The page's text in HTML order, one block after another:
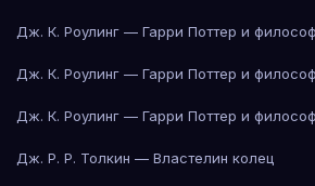
Дж. К. Роулинг — Гарри Поттер и
Дж. К. Роулинг — Гарри Поттер и
Дж. К. Роулинг — Гарри Поттер и
Дж. Р. Р. Толкин — Властелин колец